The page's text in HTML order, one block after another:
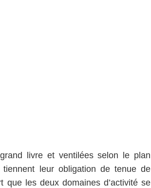
livre et ventilées selon le plan
leur obligation de tenue de
que les deux domaines d’activité se